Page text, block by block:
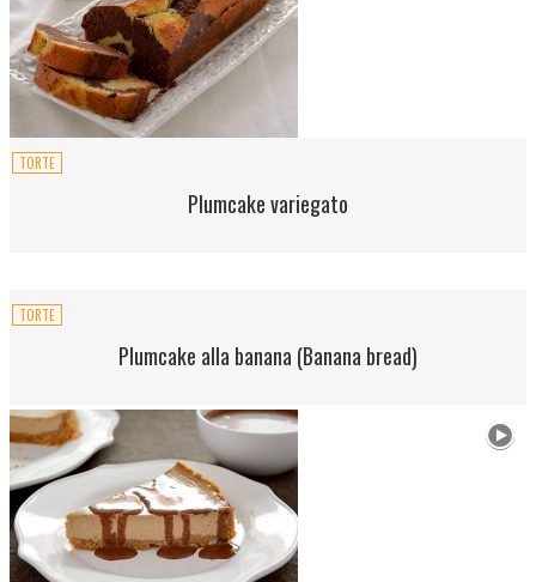
TORTE
Plumcake variegato
TORTE
Plumcake alla banana (Banana bread)